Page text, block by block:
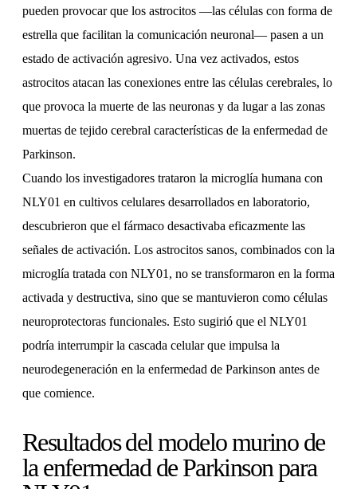
pueden provocar que los astrocitos —las células con forma de
estrella que facilitan la comunicación neuronal— pasen a un
estado de activación agresivo. Una vez activados, estos
astrocitos atacan las conexiones entre las células cerebrales, lo
que provoca la muerte de las neuronas y da lugar a las zonas
muertas de tejido cerebral características de la enfermedad de
Parkinson.
Cuando los investigadores trataron la microglía humana con
NLY01 en cultivos celulares desarrollados en laboratorio,
descubrieron que el fármaco desactivaba eficazmente las
señales de activación. Los astrocitos sanos, combinados con la
microglía tratada con NLY01, no se transformaron en la forma
activada y destructiva, sino que se mantuvieron como células
neuroprotectoras funcionales. Esto sugirió que el NLY01
podría interrumpir la cascada celular que impulsa la
neurodegeneración en la enfermedad de Parkinson antes de
que comience.
Resultados del modelo murino de
la enfermedad de Parkinson para